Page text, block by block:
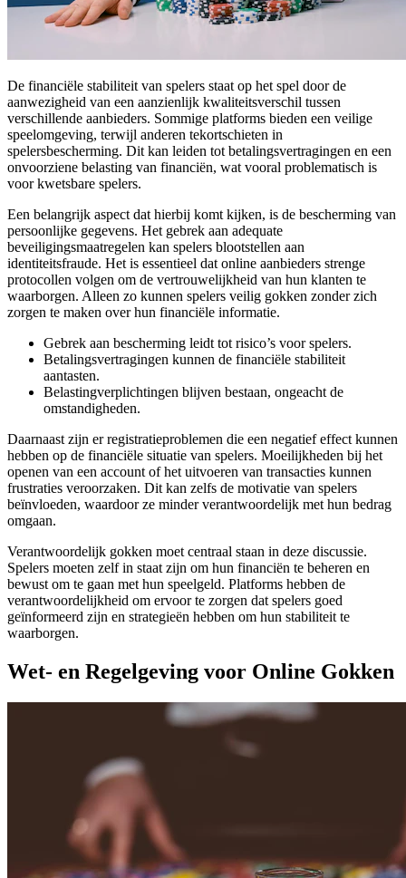
De financiële stabiliteit van spelers staat op het spel door de
aanwezigheid van een aanzienlijk kwaliteitsverschil tussen
verschillende aanbieders. Sommige platforms bieden een veilige
speelomgeving, terwijl anderen tekortschieten in
spelersbescherming. Dit kan leiden tot betalingsvertragingen en een
onvoorziene belasting van financiën, wat vooral problematisch is
voor kwetsbare spelers.
Een belangrijk aspect dat hierbij komt kijken, is de bescherming van
persoonlijke gegevens. Het gebrek aan adequate
beveiligingsmaatregelen kan spelers blootstellen aan
identiteitsfraude. Het is essentieel dat online aanbieders strenge
protocollen volgen om de vertrouwelijkheid van hun klanten te
waarborgen. Alleen zo kunnen spelers veilig gokken zonder zich
zorgen te maken over hun financiële informatie.
Gebrek aan bescherming leidt tot risico’s voor spelers.
Betalingsvertragingen kunnen de financiële stabiliteit
aantasten.
Belastingverplichtingen blijven bestaan, ongeacht de
omstandigheden.
Daarnaast zijn er registratieproblemen die een negatief effect kunnen
hebben op de financiële situatie van spelers. Moeilijkheden bij het
openen van een account of het uitvoeren van transacties kunnen
frustraties veroorzaken. Dit kan zelfs de motivatie van spelers
beïnvloeden, waardoor ze minder verantwoordelijk met hun bedrag
omgaan.
Verantwoordelijk gokken moet centraal staan in deze discussie.
Spelers moeten zelf in staat zijn om hun financiën te beheren en
bewust om te gaan met hun speelgeld. Platforms hebben de
verantwoordelijkheid om ervoor te zorgen dat spelers goed
geïnformeerd zijn en strategieën hebben om hun stabiliteit te
waarborgen.
Wet- en Regelgeving voor Online Gokken